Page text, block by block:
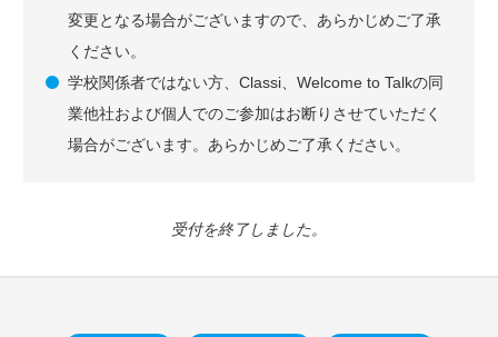
変更となる場合がございますので、あらかじめご了承
ください。
学校関係者ではない方、Classi、Welcome to Talkの同
業他社および個人でのご参加はお断りさせていただく
場合がございます。あらかじめご了承ください。
受付を終了しました。